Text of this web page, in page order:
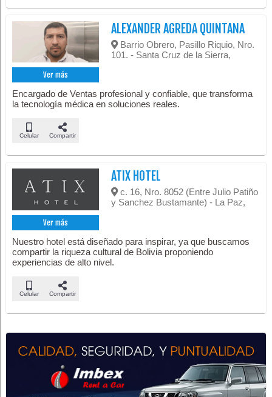
Ver más
ALEXANDER AGREDA QUINTANA
Barrio Obrero, Pasillo Riquio, Nro.
101. - Santa Cruz de la Sierra,
Encargado de Ventas profesional y confiable, que transforma
la tecnología médica en soluciones reales.
Celular Compartir
Ver más
ATIX HOTEL
c. 16, Nro. 8052 (Entre Julio Patiño
y Sanchez Bustamante) - La Paz,
Nuestro hotel está diseñado para inspirar, ya que buscamos
compartir la riqueza cultural de Bolivia proponiendo
experiencias de alto nivel.
Celular Compartir